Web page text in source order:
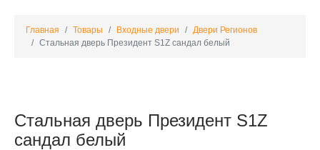
Главная Товары Входные двери
Двери Регионов
Стальная дверь Президент S1Z сандал белый
Стальная дверь Президент S1Z
сандал белый